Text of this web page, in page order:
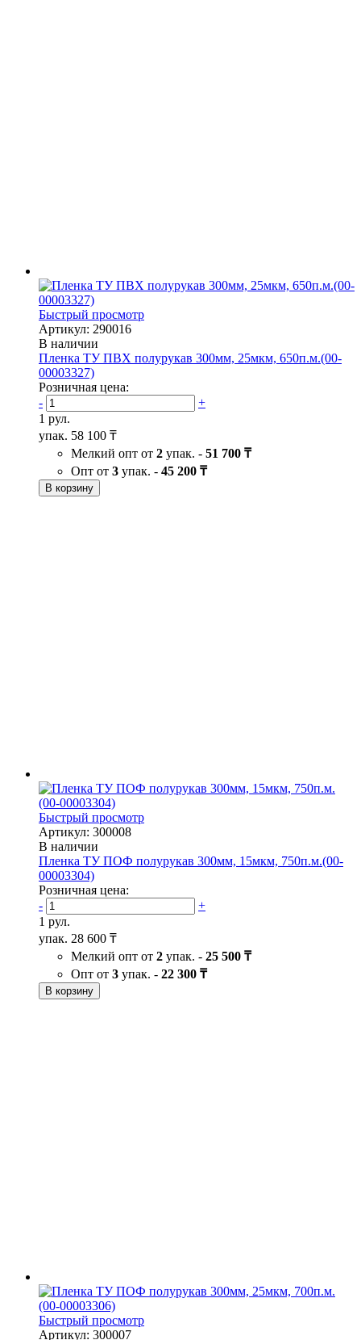
Быстрый просмотр
Артикул: 290016
В наличии
Пленка ТУ ПВХ полурукав 300мм, 25мкм, 650п.м.(00-
00003327)
Розничная цена:
-
+
1 рул.
упак. 58 100 ₸
Мелкий опт от 2 упак. - 51 700 ₸
Опт от 3 упак. - 45 200 ₸
В корзину
Быстрый просмотр
Артикул: 300008
В наличии
Пленка ТУ ПОФ полурукав 300мм, 15мкм, 750п.м.(00-
00003304)
Розничная цена:
-
+
1 рул.
упак. 28 600 ₸
Мелкий опт от 2 упак. - 25 500 ₸
Опт от 3 упак. - 22 300 ₸
В корзину
Быстрый просмотр
Артикул: 300007